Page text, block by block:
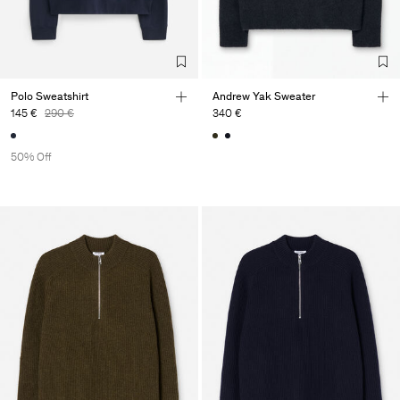
Polo Sweatshirt
145 € 290 €
50% Off
Andrew Yak Sweater
340 €